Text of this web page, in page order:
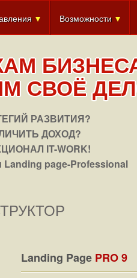
Возможности
СВОЁ
РАЗВИТИЯ?
ДОХОД?
IT-WORK!
Landing page-Professional
Landing Page PRO 9